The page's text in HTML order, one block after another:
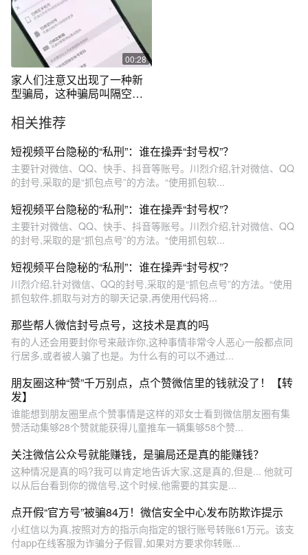
00:28
家人们注意又出现了一种新
型骗局，这种骗局叫隔空点
加陌生人微信！#新型骗局 #
隔空点号 #微信
相关推荐
短视频平台隐秘的“私刑”：谁在操弄“封号权”？
主要针对微信、QQ、快手、抖音等账号。川烈介绍,针对微信、QQ
的封号,采取的是“抓包点号”的方法。“使用抓包软...
短视频平台隐秘的“私刑”：谁在操弄“封号权”？
主要针对微信、QQ、快手、抖音等账号。川烈介绍,针对微信、QQ
的封号,采取的是“抓包点号”的方法。“使用抓包软...
短视频平台隐秘的“私刑”：谁在操弄“封号权”？
川烈介绍,针对微信、QQ的封号,采取的是“抓包点号”的方法。“使用
抓包软件,抓取与对方的聊天记录,再使用代码将...
那些帮人微信封号点号，这技术是真的吗
有的人还会用要封你号来敲诈你,这种事情非常令人恶心一般都点同
行居多,或者被人骗了也是。为什么有的可以不通过...
朋友圈这种“赞”千万别点，点个赞微信里的钱就没了！【转
发】
谁能想到朋友圈里点个赞事情是这样的邓女士看到微信朋友圈有集
赞活动集够28个赞就能获得儿童推车一辆集够58个赞...
关注微信公众号就能赚钱，是骗局还是真的能赚钱？
这种情况是真的吗?我可以肯定地告诉大家,这是真的,但是... 他就可
以从后台看到你的微信号,这个时候,他需要的其实是...
点开假“官方号”被骗84万！微信安全中心发布防欺诈提示
小红信以为真,按照对方的指示向指定的银行账号转账61万元。该支
付app在线客服为诈骗分子假冒,如果对方要求你转账...